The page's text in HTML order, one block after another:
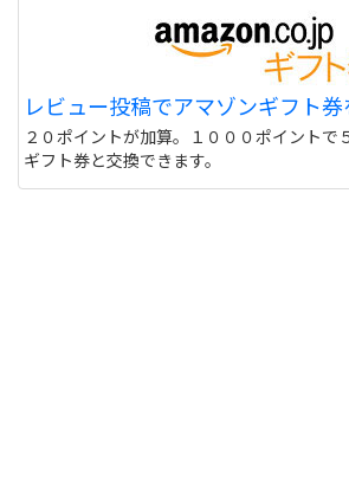
レビュー投稿でアマゾンギフト券
２０ポイントが加算。１０００ポイントで
ギフト券と交換できます。